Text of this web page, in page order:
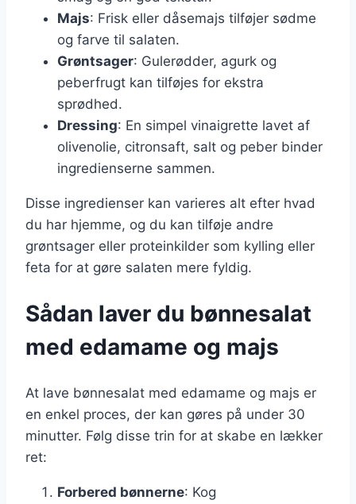
Majs: Frisk eller dåsemajs tilføjer sødme
og farve til salaten.
Grøntsager: Gulerødder, agurk og
peberfrugt kan tilføjes for ekstra
sprødhed.
Dressing: En simpel vinaigrette lavet af
olivenolie, citronsaft, salt og peber binder
ingredienserne sammen.
Disse ingredienser kan varieres alt efter hvad
du har hjemme, og du kan tilføje andre
grøntsager eller proteinkilder som kylling eller
feta for at gøre salaten mere fyldig.
Sådan laver du bønnesalat
med edamame og majs
At lave bønnesalat med edamame og majs er
en enkel proces, der kan gøres på under 30
minutter. Følg disse trin for at skabe en lækker
ret:
Forbered bønnerne: Kog